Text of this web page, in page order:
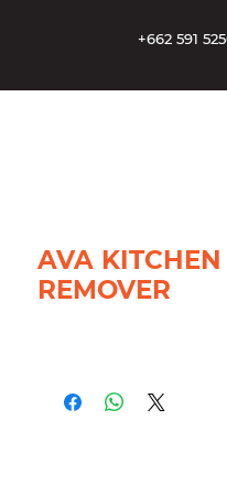
+662 591
AVA KITCHEN
REMOVER